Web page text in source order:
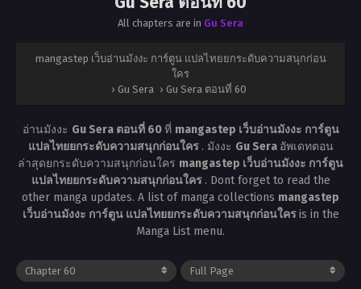
All chapters are in Gu Sera
mangastep เว็บอ่านมังงะ การ์ตูน แปลไทยยกระดับความสนุกก่อน
ใคร
› Gu Sera › Gu Sera ตอนที่ 60
อ่านมังงะ Gu Sera ตอนที่ 60ที่ mangastep เว็บอ่านมังงะ การ์ตูน
แปลไทยยกระดับความสนุกก่อนใคร . มังงะ Gu Sera อัพเดทตอน
ล่าสุดยกระดับความสนุกก่อนใคร mangastep เว็บอ่านมังงะ การ์ตูน
แปลไทยยกระดับความสนุกก่อนใคร . Dont forget to read the
other manga updates. A list of manga collections mangastep
เว็บอ่านมังงะ การ์ตูน แปลไทยยกระดับความสนุกก่อนใครis in the
Manga List menu.